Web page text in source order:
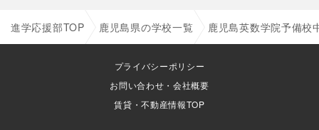
進学応援部TOP 鹿児島県の学校一覧 鹿児島英数学院予備校
プライバシーポリシー
お問い合わせ・会社概要
賃貸・不動産情報TOP